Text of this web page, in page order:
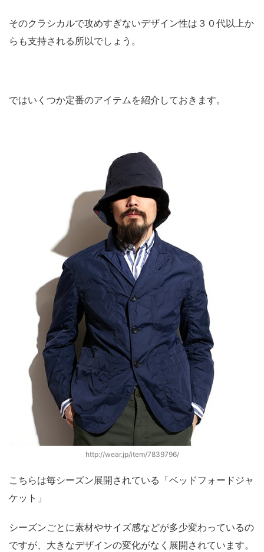
そのクラシカルで攻めすぎないデザイン性は３０代以上か
らも支持される所以でしょう。
ではいくつか定番のアイテムを紹介しておきます。
http://wear.jp/item/7839796/
こちらは毎シーズン展開されている「ベッドフォードジャ
ケット」
シーズンごとに素材やサイズ感などが多少変わっているの
ですが、大きなデザインの変化がなく展開されています。